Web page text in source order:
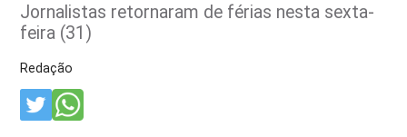
Jornalistas retornaram de férias nesta sexta-
feira (31)
Redação